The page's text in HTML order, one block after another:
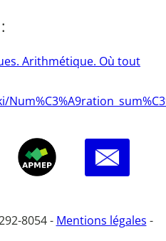
Arithmétique. Où tout
8054 - Mentions légales -